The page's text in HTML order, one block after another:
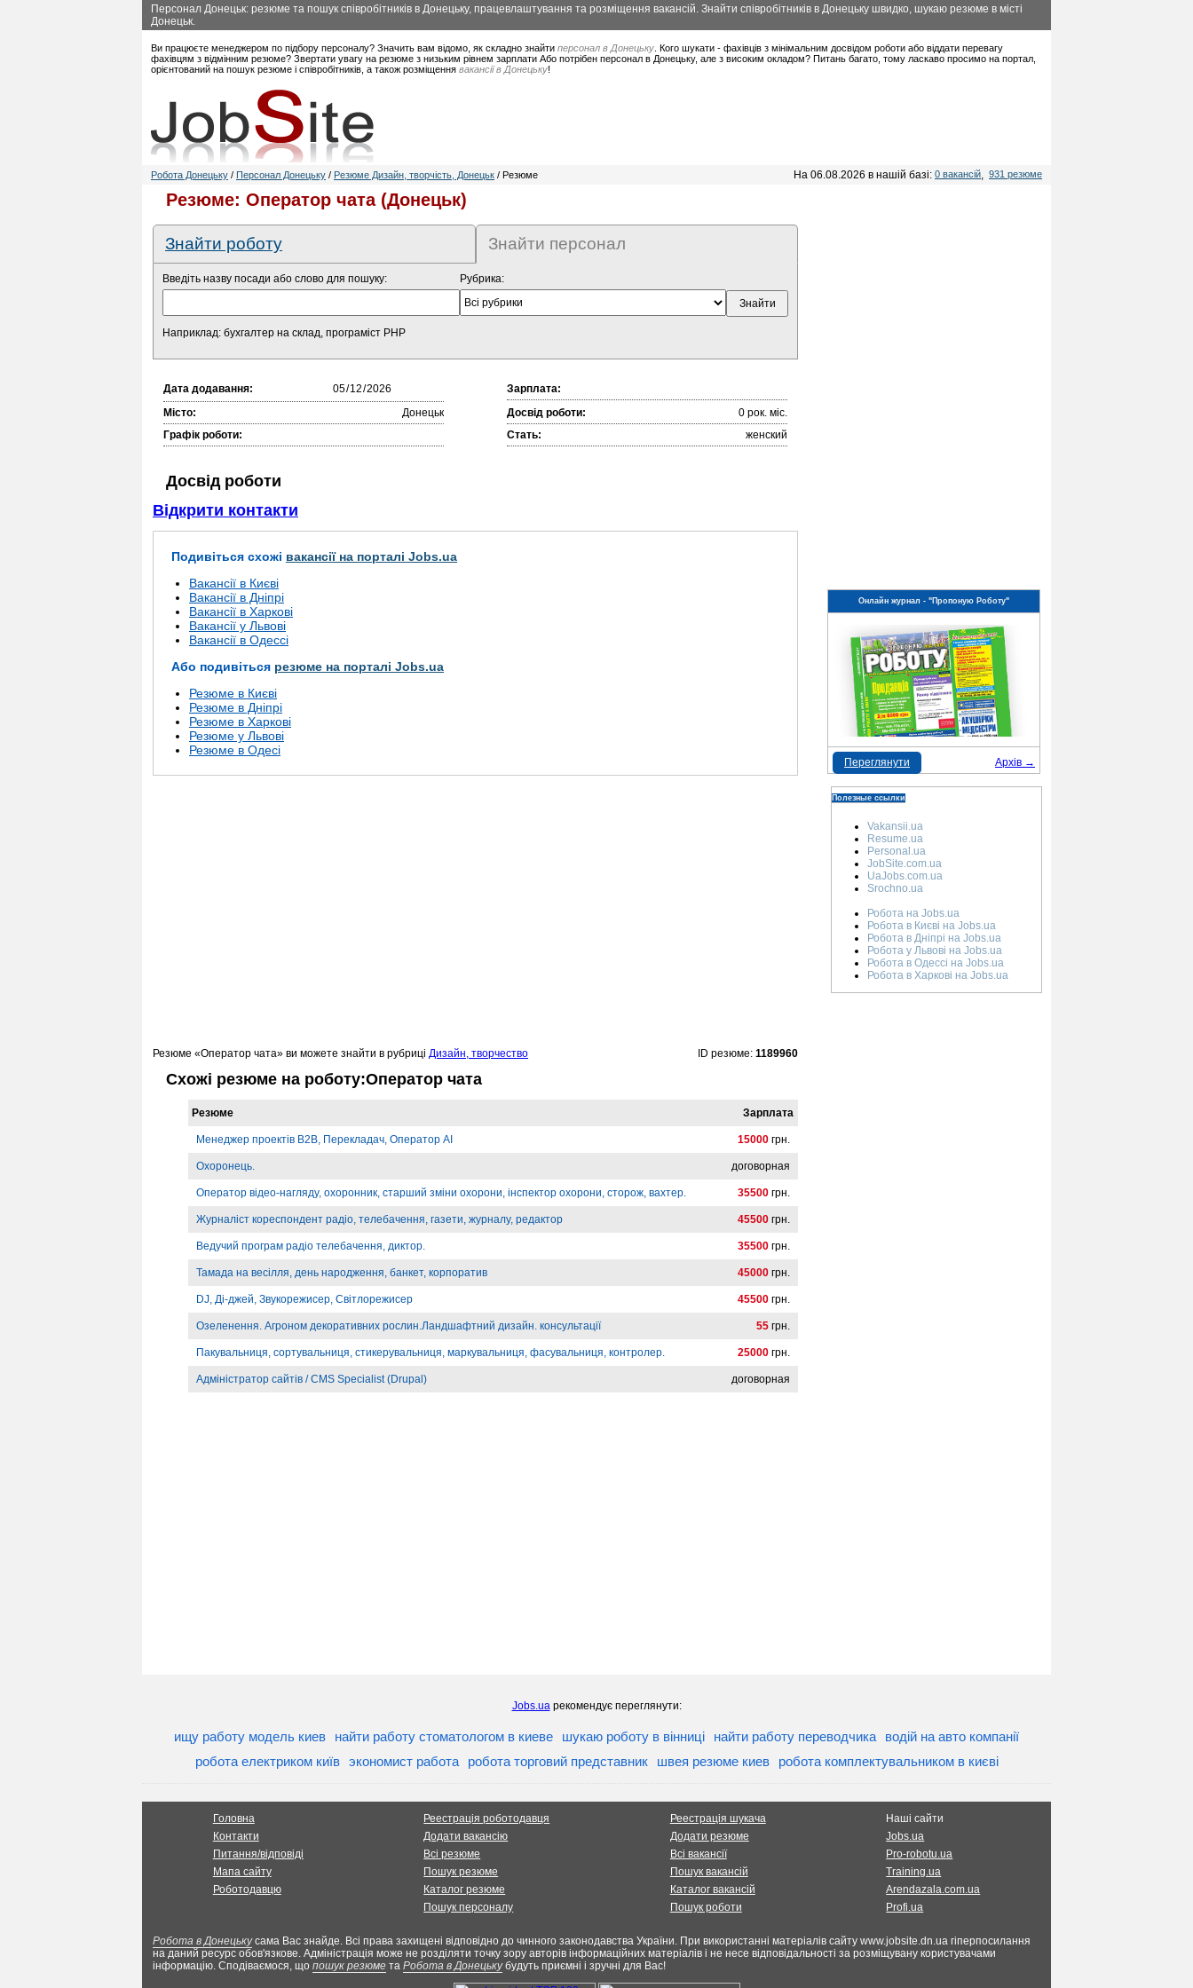
Персонал Донецьк: резюме та пошук співробітників в Донецьку, працевлаштування та розміщення вакансій. Знайти співробітників в Донецьку швидко, шукаю резюме в місті
Донецьк.
Ви працюєте менеджером по підбору персоналу? Значить вам відомо, як складно знайти персонал в Донецьку . Кого шукати - фахівців з мінімальним досвідом роботи або віддати перевагу
фахівцям з відмінним резюме? Звертати увагу на резюме з низьким рівнем зарплати Або потрібен персонал в Донецьку, але з високим окладом? Питань багато, тому ласкаво просимо на портал,
орієнтований на пошук резюме і співробітників, а також розміщення вакансії в Донецьку!
Робота Донецьку / Персонал Донецьку / Резюме Дизайн, творчість, Донецьк / Резюме На 06.08.2026 в нашій базі: 0 вакансій, 931 резюме
Резюме: Оператор чата (Донецьк)
Знайти роботу Знайти персонал
Введіть назву посади або слово для пошуку:
Наприклад: бухгалтер на склад, програміст PHP
Рубрика:
Дата додавання:
Зарплата:
Місто:
Донецьк Досвід роботи:
0 рок. міc.
Графік роботи:
Стать: женский
Досвід роботи
Відкрити контакти
Подивіться схожі вакансії на порталі Jobs.ua
Вакансії в Києві
Вакансії в Дніпрі
Вакансії в Харкові
Вакансії у Львові
Вакансії в Одессі
Або подивіться резюме на порталі Jobs.ua
Резюме в Києві
Резюме в Дніпрі
Резюме в Харкові
Резюме у Львові
Резюме в Одесі
Резюме «Оператор чата» ви можете знайти в рубриці Дизайн, творчество ID резюме: 1189960
Схожі резюме на роботу:Оператор чата
Резюме Зарплата
Менеджер проектів B2B, Перекладач, Оператор AI 15000 грн.
Охоронець. договорная
Оператор відео-нагляду, охоронник, старший зміни охорони, інспектор охорони, сторож, вахтер. 35500 грн.
Журналіст кореспондент радіо, телебачення, газети, журналу, редактор 45500 грн.
Ведучий програм радіо телебачення, диктор. 35500 грн.
Тамада на весілля, день народження, банкет, корпоратив 45000 грн.
DJ, Ді-джей, Звукорежисер, Світлорежисер 45500 грн.
Озеленення. Агроном декоративних рослин.Ландшафтний дизайн. консультації 55 грн.
Пакувальниця, сортувальниця, стикерувальниця, маркувальниця, фасувальниця, контролер. 25000 грн.
Адміністратор сайтів / CMS Specialist (Drupal) договорная
Онлайн журнал - "Пропоную Роботу"
Архів →
Переглянути
Полезные ссылки
Vakansii.ua
Resume.ua
Personal.ua
JobSite.com.ua
UaJobs.com.ua
Srochno.ua
Робота на Jobs.ua
Робота в Києві на Jobs.ua
Робота в Дніпрі на Jobs.ua
Робота у Львові на Jobs.ua
Робота в Одессі на Jobs.ua
Робота в Харкові на Jobs.ua
Jobs.uaрекомендує переглянути:
ищу работу модель киев найти работу стоматологом в киеве шукаю роботу в вінниці найти работу переводчика
водій на авто компанії
робота електриком київ
экономист работа робота торговий представник швея резюме киев робота комплектувальником в києві
Головна
Контакти
Питання/відповіді
Мапа сайту
Роботодавцю
Реестрація роботодавця
Додати вакансію
Всі резюме
Пошук резюме
Каталог резюме
Пошук персоналу
Реестрація шукача
Додати резюме
Всі вакансії
Пошук вакансій
Каталог вакансій
Пошук роботи
Наші сайти
Jobs.ua
Pro-robotu.ua
Training.ua
Arendazala.com.ua
Profi.ua
Робота в Донецькусама Вас знайде. Всі права захищені відповідно до чинного законодавства України. При використанні матеріалів сайту www.jobsite.dn.ua гіперпосилання
на даний ресурс обов'язкове. Адміністрація може не розділяти точку зору авторів інформаційних матеріалів і не несе відповідальності за розміщувану користувачами
інформацію. Сподіваємося, що пошук резюме та Робота в Донецькубудуть приємні і зручні для Вас!